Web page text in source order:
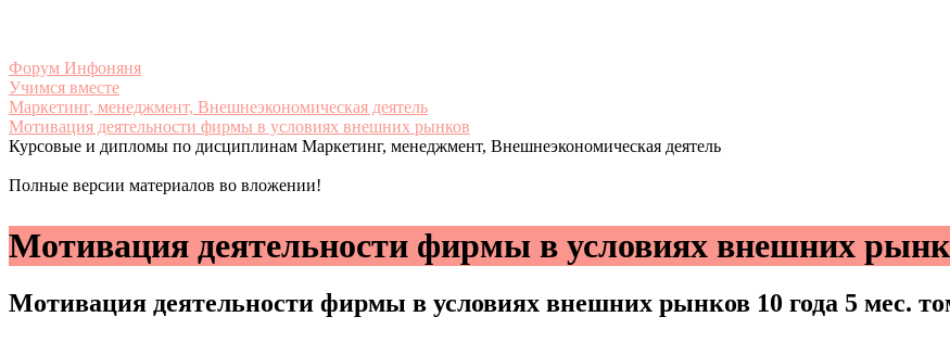
Форум Инфоняня
Учимся вместе
Маркетинг, менеджмент, Внешнеэкономическая деятель
Мотивация деятельности фирмы в условиях внешних рынков
Курсовые и дипломы по дисциплинам Маркетинг, менеджмент, Внешнеэкономическая деятель
Полные версии материалов во вложении!
Мотивация деятельности фирмы в условиях внешних
Мотивация деятельности фирмы в условиях внешних рынков 10 года 5 мес.